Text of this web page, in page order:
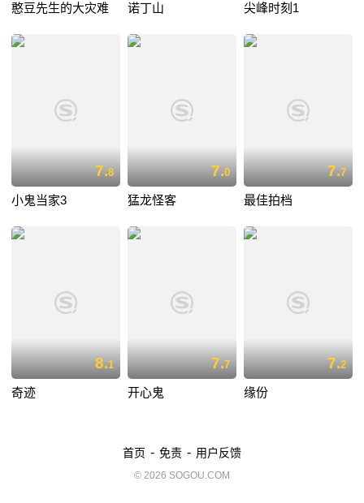
憨豆先生的大灾难 诺丁山 尖峰时刻1
7.8
小鬼当家3
7.0
猛龙怪客
7.7
最佳拍档
8.1
奇迹
7.7
开心鬼
7.2
缘份
首页 - 免责 - 用户反馈
© 2026 SOGOU.COM